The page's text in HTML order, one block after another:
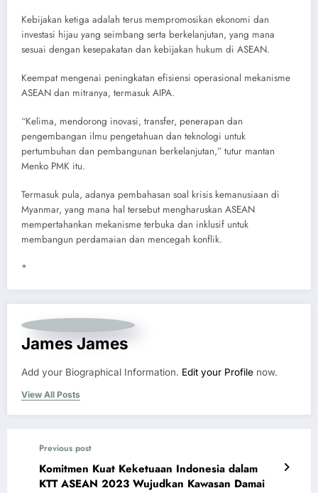
Kebijakan ketiga adalah terus mempromosikan ekonomi dan
investasi hijau yang seimbang serta berkelanjutan, yang mana
sesuai dengan kesepakatan dan kebijakan hukum di ASEAN.
Keempat mengenai peningkatan efisiensi operasional mekanisme
ASEAN dan mitranya, termasuk AIPA.
“Kelima, mendorong inovasi, transfer, penerapan dan
pengembangan ilmu pengetahuan dan teknologi untuk
pertumbuhan dan pembangunan berkelanjutan,” tutur mantan
Menko PMK itu.
Termasuk pula, adanya pembahasan soal krisis kemanusiaan di
Myanmar, yang mana hal tersebut mengharuskan ASEAN
mempertahankan mekanisme terbuka dan inklusif untuk
membangun perdamaian dan mencegah konflik.
*
James James
Add your Biographical Information. Edit your Profile now.
View All Posts
Previous post
Komitmen Kuat Keketuaan Indonesia dalam
KTT ASEAN 2023 Wujudkan Kawasan Damai